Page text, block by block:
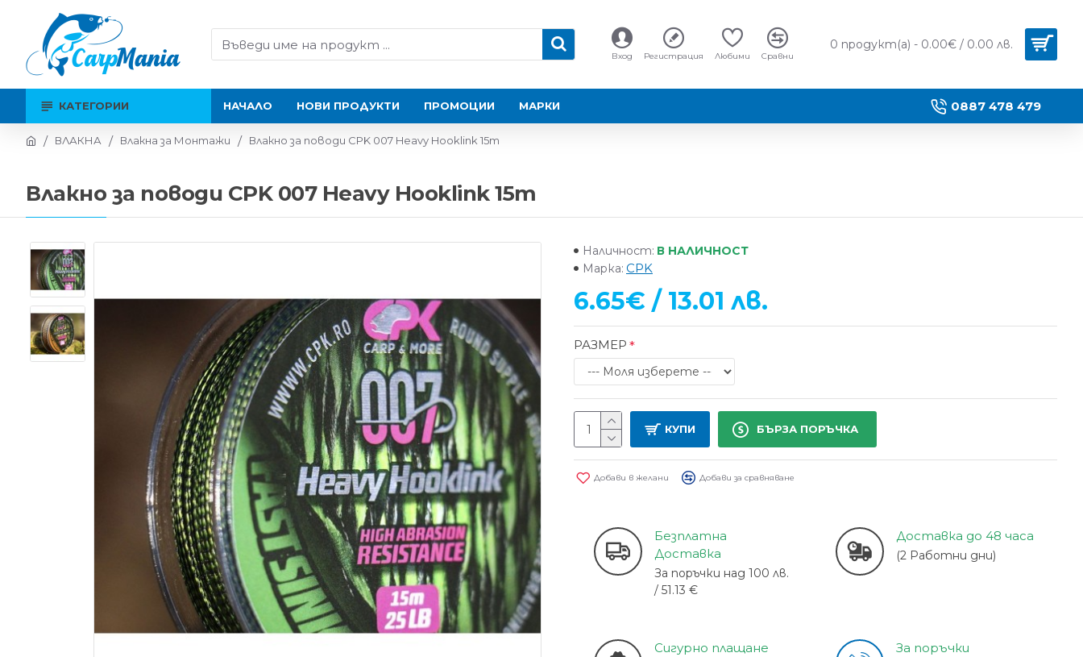
Вход Регистрация Любими Сравни
0 продукт(а) - 0.00€ / 0.00 лв.
КАТЕГОРИИ НАЧАЛО НОВИ ПРОДУКТИ ПРОМОЦИИ МАРКИ 0887 478 479
ВЛАКНА Влакна за Монтажи Влакно за поводи CPK 007 Heavy Hooklink 15m
Влакно за поводи CPK 007 Heavy Hooklink 15m
Наличност: В НАЛИЧНОСТ
Марка: CPK
6.65€ / 13.01 лв.
РАЗМЕР
КУПИ БЪРЗА ПОРЪЧКА
Добави в желани Добави за сравняване
Безплатна
Доставка
За поръчки над 100 лв.
/ 51.13 €
Доставка до 48 часа
(2 Работни дни)
Сигурно плащане За поръчки